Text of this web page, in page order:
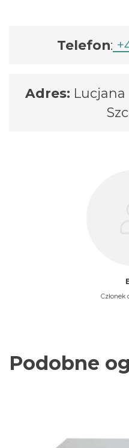
Telefon:
Adres: Lucjana
Członek
Podobne